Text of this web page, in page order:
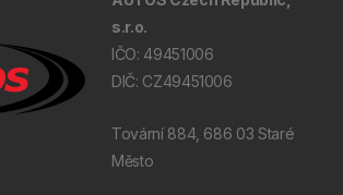
s.r.o.
IČO: 49451006
DIČ: CZ49451006
Tovární 884, 686 03 Staré
Město